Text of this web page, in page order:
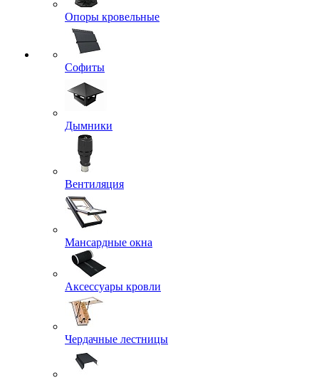
Опоры кровельные
Софиты
Дымники
Вентиляция
Мансардные окна
Аксессуары кровли
Чердачные лестницы